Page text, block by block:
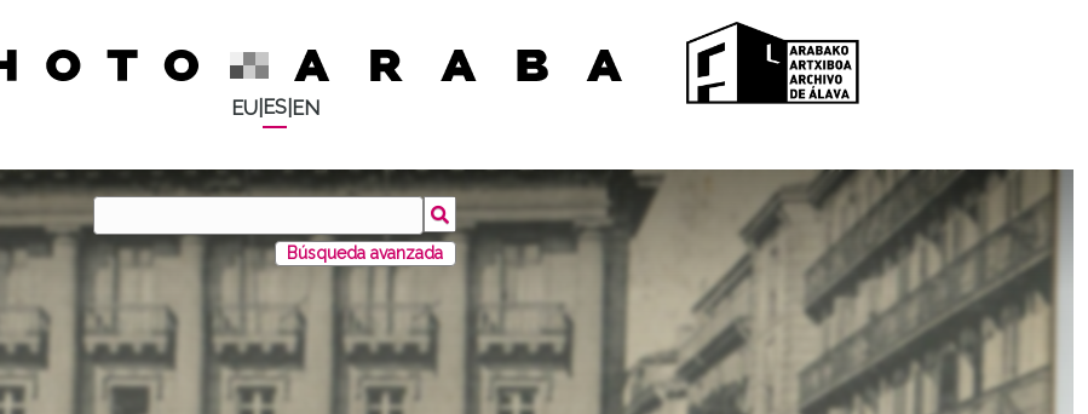
EU| ES| EN
Búsqueda avanzada